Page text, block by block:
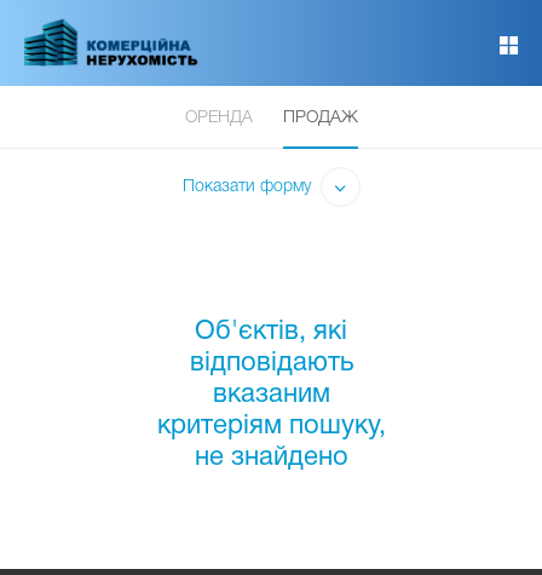
основного
ОРЕНДА ПРОДАЖ
Показати форму
Об'єктів, які
відповідають
вказаним
критеріям пошуку,
не знайдено